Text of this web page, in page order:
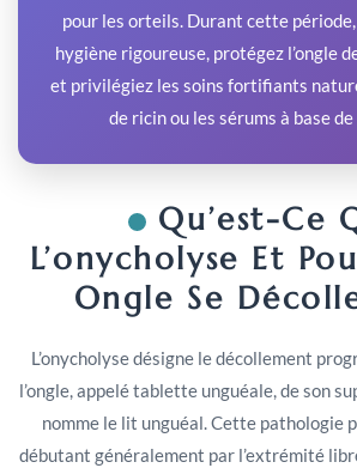
pour les orteils. Durant cette
hygiène rigoureuse, protégez l’ongle
et privilégiez les soins fortifiants
de ricin ou les sérums à base
Qu’est-Ce
L’onycholyse Et
Ongle Se
L’onycholyse désigne le décollement
l’ongle, appelé tablette unguéale, de son
nomme le lit unguéal. Cette pathologie
débutant généralement par l’extrémité